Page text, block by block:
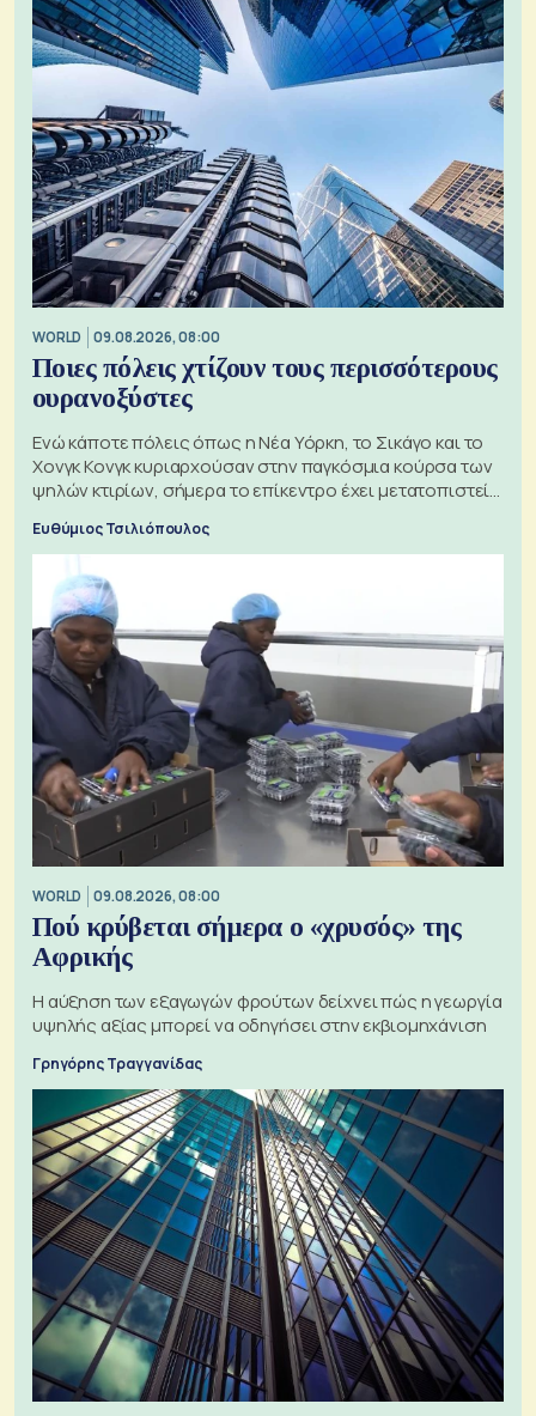
WORLD 09.08.2026, 08:00
Ποιες πόλεις χτίζουν τους περισσότερους
ουρανοξύστες
Ενώ κάποτε πόλεις όπως η Νέα Υόρκη, το Σικάγο και το
Χονγκ Κονγκ κυριαρχούσαν στην παγκόσμια κούρσα των
ψηλών κτιρίων, σήμερα το επίκεντρο έχει μετατοπιστεί
προς την Ασία
Ευθύμιος Τσιλιόπουλος
WORLD 09.08.2026, 08:00
Πού κρύβεται σήμερα ο «χρυσός» της
Αφρικής
Η αύξηση των εξαγωγών φρούτων δείχνει πώς η γεωργία
υψηλής αξίας μπορεί να οδηγήσει στην εκβιομηχάνιση
Γρηγόρης Τραγγανίδας